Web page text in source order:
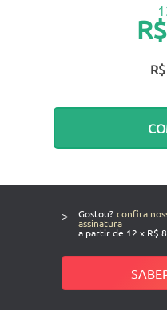
> Gostou? confira
assinatura
a partir de 12 x R$